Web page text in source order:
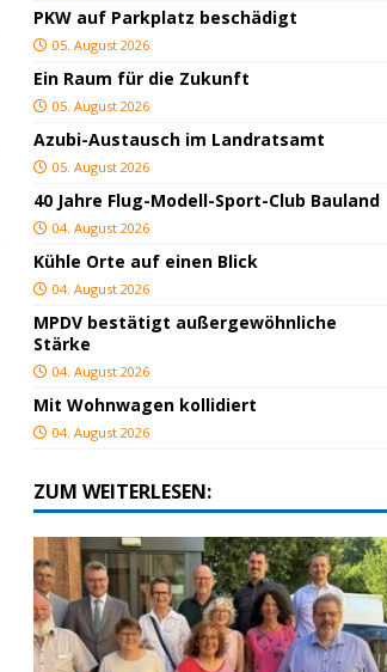
PKW auf Parkplatz beschädigt
05. August 2026
Ein Raum für die Zukunft
05. August 2026
Azubi-Austausch im Landratsamt
05. August 2026
40 Jahre Flug-Modell-Sport-Club Bauland
04. August 2026
Kühle Orte auf einen Blick
04. August 2026
MPDV bestätigt außergewöhnliche
Stärke
04. August 2026
Mit Wohnwagen kollidiert
04. August 2026
ZUM WEITERLESEN: